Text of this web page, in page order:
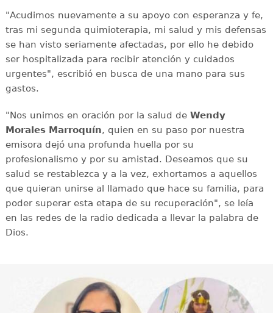
"Acudimos nuevamente a su apoyo con esperanza y fe,
tras mi segunda quimioterapia, mi salud y mis defensas
se han visto seriamente afectadas, por ello he debido
ser hospitalizada para recibir atención y cuidados
urgentes", escribió en busca de una mano para sus
gastos.
"Nos unimos en oración por la salud de Wendy
Morales Marroquín, quien en su paso por nuestra
emisora dejó una profunda huella por su
profesionalismo y por su amistad. Deseamos que su
salud se restablezca y a la vez, exhortamos a aquellos
que quieran unirse al llamado que hace su familia, para
poder superar esta etapa de su recuperación", se leía
en las redes de la radio dedicada a llevar la palabra de
Dios.